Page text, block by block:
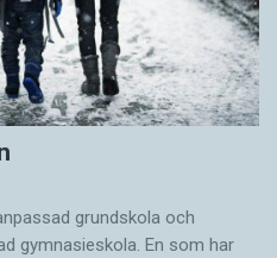
grundskola och
gymnasieskola. En som har